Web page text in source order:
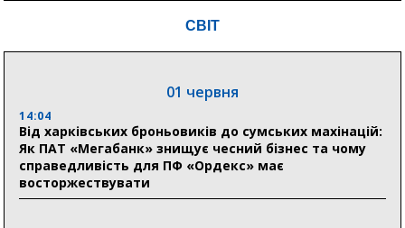
Романько розширює програму відпочинку дітей із
Ніколаєнко: у Сумах погодили 115 компенсацій на
відновлення житла майже на 6,6 млн грн
СВІТ
01 червня
14:04
Від харківських броньовиків до сумських махінацій:
Як ПАТ «Мегабанк» знищує чесний бізнес та чому
справедливість для ПФ «Ордекс» має
восторжествувати